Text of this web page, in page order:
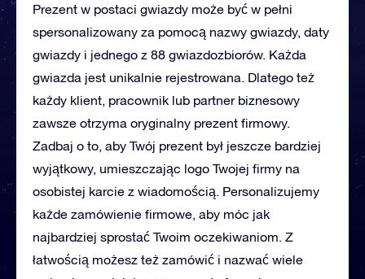
Prezent w postaci gwiazdy może być w pełni
spersonalizowany za pomocą nazwy gwiazdy, daty
gwiazdy i jednego z 88 gwiazdozbiorów. Każda
gwiazda jest unikalnie rejestrowana. Dlatego też
każdy klient, pracownik lub partner biznesowy
zawsze otrzyma oryginalny prezent firmowy.
Zadbaj o to, aby Twój prezent był jeszcze bardziej
wyjątkowy, umieszczając logo Twojej firmy na
osobistej karcie z wiadomością. Personalizujemy
każde zamówienie firmowe, aby móc jak
najbardziej sprostać Twoim oczekiwaniom. Z
łatwością możesz też zamówić i nazwać wiele